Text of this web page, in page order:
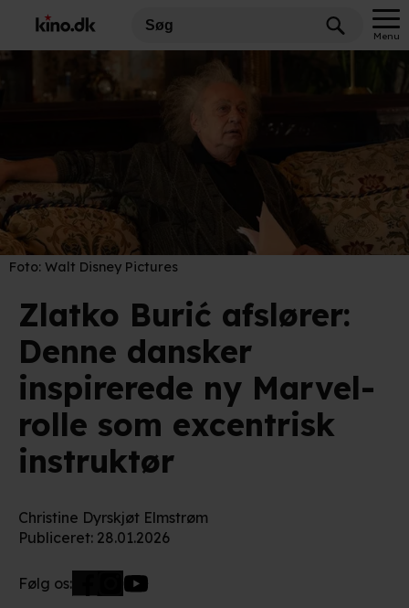
Menu
Foto: Walt Disney Pictures
Zlatko Burić afslører:
Denne dansker
inspirerede ny Marvel-
rolle som excentrisk
instruktør
Christine Dyrskjøt Elmstrøm
Publiceret: 28.01.2026
Følg os: